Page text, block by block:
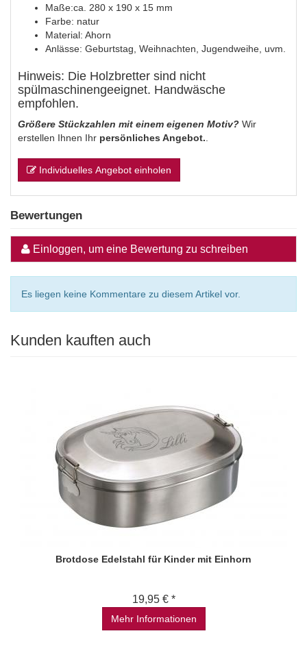
Maße:ca. 280 x 190 x 15 mm
Farbe: natur
Material: Ahorn
Anlässe: Geburtstag, Weihnachten, Jugendweihe, uvm.
Hinweis: Die Holzbretter sind nicht
spülmaschinengeeignet. Handwäsche
empfohlen.
Größere Stückzahlen mit einem eigenen Motiv? Wir
erstellen Ihnen Ihr persönliches Angebot.
Individuelles Angebot einholen
Bewertungen
Einloggen, um eine Bewertung zu schreiben
Es liegen keine Kommentare zu diesem Artikel vor.
Kunden kauften auch
Brotdose Edelstahl für Kinder mit Einhorn
19,95 € *
Mehr Informationen